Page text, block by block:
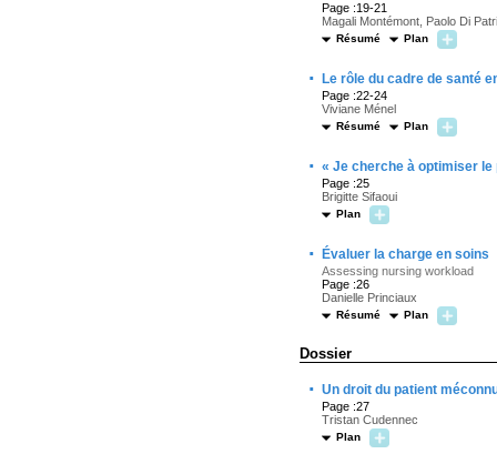
Page :19-21
Magali Montémont, Paolo Di
Résumé Plan
· Le rôle du cadre de santé
Page :22-24
Viviane Ménel
Résumé Plan
· « Je cherche à optimiser
Page :25
Brigitte Sifaoui
Plan
· Évaluer la charge en soins
Assessing nursing workload
Page :26
Danielle Princiaux
Résumé Plan
Dossier
· Un droit du patient
Page :27
Tristan Cudennec
Plan